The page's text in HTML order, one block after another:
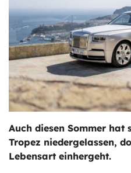
Auch diesen Sommer hat
Tropez niedergelassen,
Lebensart einhergeht.